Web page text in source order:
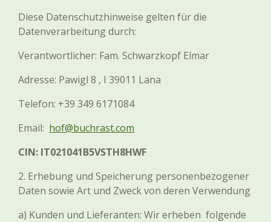
Diese Datenschutzhinweise gelten für die
Datenverarbeitung durch:
Verantwortlicher: Fam. Schwarzkopf Elmar
Adresse: Pawigl 8 , I 39011 Lana
Telefon: +39 349 6171084
Email: hof@buchrast.com
CIN: IT021041B5VSTH8HWF
2. Erhebung und Speicherung personenbezogener
Daten sowie Art und Zweck von deren Verwendung
a) Kunden und Lieferanten: Wir erheben folgende